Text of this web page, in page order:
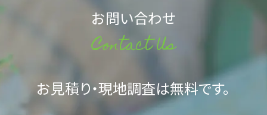
お問い合わせ
Contact Us
お見積り・現地調査は無料です。